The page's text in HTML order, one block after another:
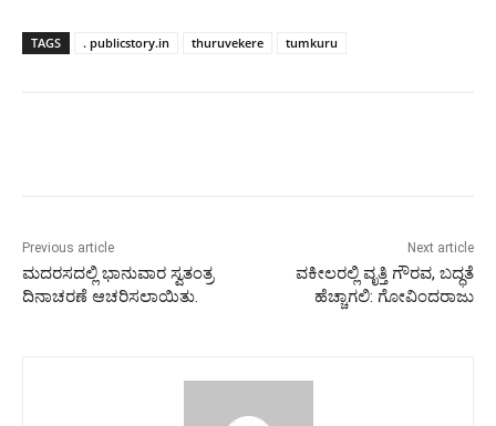
TAGS . publicstory.in thuruvekere tumkuru
Previous article
ಮದರಸದಲ್ಲಿ ಭಾನುವಾರ ಸ್ವತಂತ್ರ
ದಿನಾಚರಣೆ ಆಚರಿಸಲಾಯಿತು.
Next article
ವಕೀಲರಲ್ಲಿ ವೃತ್ತಿ ಗೌರವ, ಬದ್ಧತೆ
ಹೆಚ್ಚಾಗಲಿ: ಗೋವಿಂದರಾಜು